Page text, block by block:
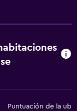
Puntuación de la